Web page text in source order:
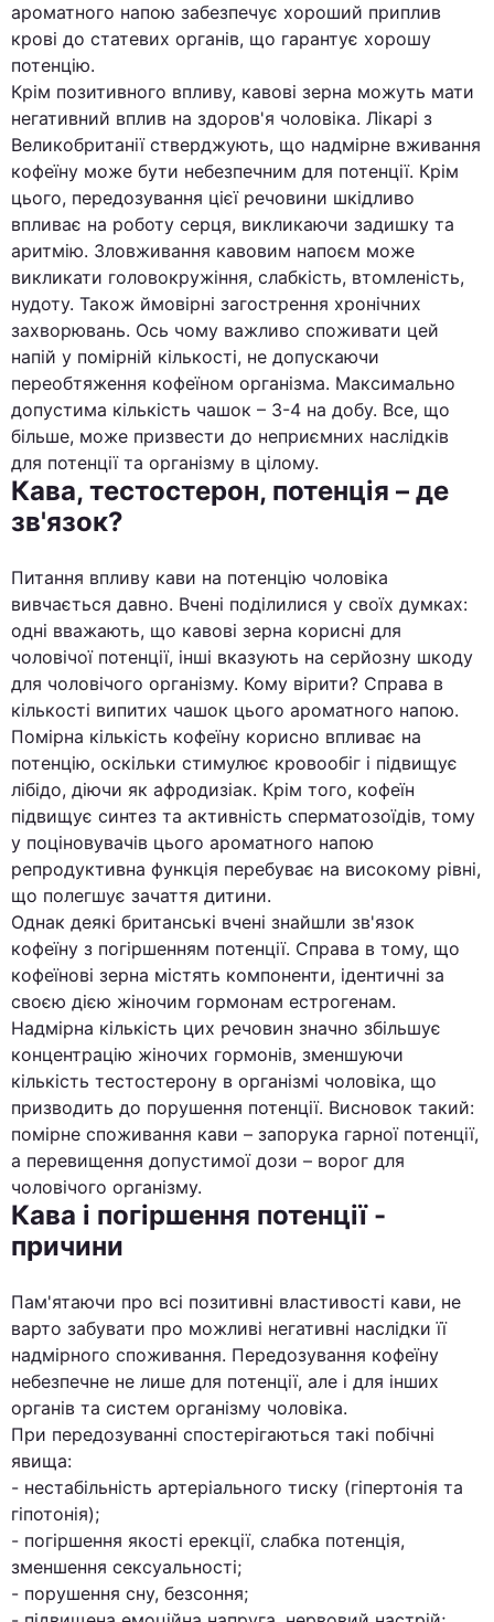
ароматного напою забезпечує хороший приплив
крові до статевих органів, що гарантує хорошу
потенцію.
Крім позитивного впливу, кавові зерна можуть мати
негативний вплив на здоров'я чоловіка. Лікарі з
Великобританії стверджують, що надмірне вживання
кофеїну може бути небезпечним для потенції. Крім
цього, передозування цієї речовини шкідливо
впливає на роботу серця, викликаючи задишку та
аритмію. Зловживання кавовим напоєм може
викликати головокружіння, слабкість, втомленість,
нудоту. Також ймовірні загострення хронічних
захворювань. Ось чому важливо споживати цей
напій у помірній кількості, не допускаючи
переобтяження кофеїном організма. Максимально
допустима кількість чашок – 3-4 на добу. Все, що
більше, може призвести до неприємних наслідків
для потенції та організму в цілому.
Кава, тестостерон, потенція – де
зв'язок?
Питання впливу кави на потенцію чоловіка
вивчається давно. Вчені поділилися у своїх думках:
одні вважають, що кавові зерна корисні для
чоловічої потенції, інші вказують на серйозну шкоду
для чоловічого організму. Кому вірити? Справа в
кількості випитих чашок цього ароматного напою.
Помірна кількість кофеїну корисно впливає на
потенцію, оскільки стимулює кровообіг і підвищує
лібідо, діючи як афродизіак. Крім того, кофеїн
підвищує синтез та активність сперматозоїдів, тому
у поціновувачів цього ароматного напою
репродуктивна функція перебуває на високому рівні,
що полегшує зачаття дитини.
Однак деякі британські вчені знайшли зв'язок
кофеїну з погіршенням потенції. Справа в тому, що
кофеїнові зерна містять компоненти, ідентичні за
своєю дією жіночим гормонам естрогенам.
Надмірна кількість цих речовин значно збільшує
концентрацію жіночих гормонів, зменшуючи
кількість тестостерону в організмі чоловіка, що
призводить до порушення потенції. Висновок такий:
помірне споживання кави – запорука гарної потенції,
а перевищення допустимої дози – ворог для
чоловічого організму.
Кава і погіршення потенції -
причини
Пам'ятаючи про всі позитивні властивості кави, не
варто забувати про можливі негативні наслідки її
надмірного споживання. Передозування кофеїну
небезпечне не лише для потенції, але і для інших
органів та систем організму чоловіка.
При передозуванні спостерігаються такі побічні
явища:
- нестабільність артеріального тиску (гіпертонія та
гіпотонія);
- погіршення якості ерекції, слабка потенція,
зменшення сексуальності;
- порушення сну, безсоння;